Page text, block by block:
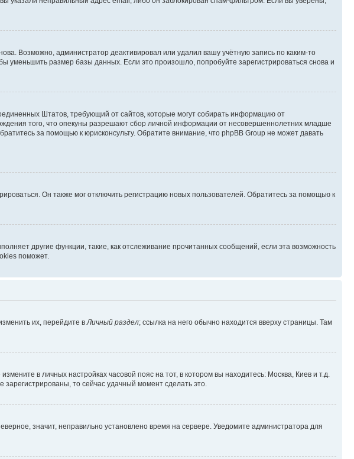
Возможно, администратор деактивировал или удалил вашу учётную запись по каким-то
размер базы данных. Если это произошло, попробуйте зарегистрироваться снова и
Штатов, требующий от сайтов, которые могут собирать информацию от
того, что опекуны разрешают сбор личной информации от несовершеннолетних младше
за помощью к юрисконсульту. Обратите внимание, что phpBB Group не может давать
Он также мог отключить регистрацию новых пользователей. Обратитесь за помощью к
другие функции, такие, как отслеживание прочитанных сообщений, если эта возможность
поможет.
их, перейдите в Личный раздел; ссылка на него обычно находится вверху страницы. Там
в личных настройках часовой пояс на тот, в котором вы находитесь: Москва, Киев и т.д.
зарегистрированы, то сейчас удачный момент сделать это.
значит, неправильно установлено время на сервере. Уведомите администратора для